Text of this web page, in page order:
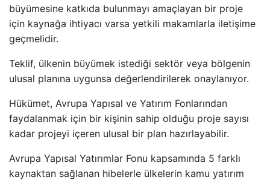
büyümesine katkıda bulunmayı amaçlayan bir proje
için kaynağa ihtiyacı varsa yetkili makamlarla iletişime
geçmelidir.
Teklif, ülkenin büyümek istediği sektör veya bölgenin
ulusal planına uygunsa değerlendirilerek onaylanıyor.
Hükümet, Avrupa Yapısal ve Yatırım Fonlarından
faydalanmak için bir kişinin sahip olduğu proje sayısı
kadar projeyi içeren ulusal bir plan hazırlayabilir.
Avrupa Yapısal Yatırımlar Fonu kapsamında 5 farklı
kaynaktan sağlanan hibelerle ülkelerin kamu yatırım